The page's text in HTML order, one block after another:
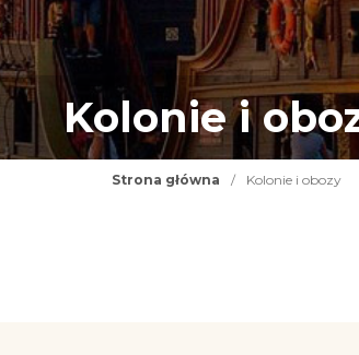
Kolonie i
Strona główna / Kolonie i obozy